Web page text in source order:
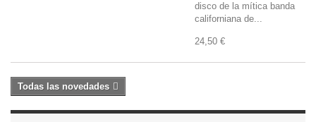
disco de la mítica banda
californiana de...
24,50 €
Todas las novedades